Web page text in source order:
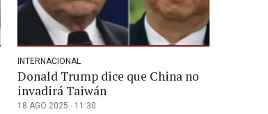
INTERNACIONAL
Donald Trump dice que China no
invadirá Taiwán
18 AGO 2025 - 11:30